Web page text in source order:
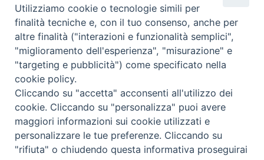
e mail:ufficiovocazionipadova@gmail.com
sede: Casa Sant'Andrea
via Valmarana, 20 – 35133 Padova
instagram:@casasantandreapadova
e mail:casasantandreapadova@gmail.com
Copyright© ChiesadiPadova2022
Utilizziamo cookie o tecnologie simili per
finalità tecniche e, con il tuo consenso, anche per
altre finalità ("interazioni e funzionalità semplici",
"miglioramento dell'esperienza", "misurazione" e
"targeting e pubblicità") come specificato nella
cookie policy.
Cliccando su "accetta" acconsenti all'utilizzo dei
cookie. Cliccando su "personalizza" puoi avere
maggiori informazioni sui cookie utilizzati e
personalizzare le tue preferenze. Cliccando su
"rifiuta" o chiudendo questa informativa proseguirai